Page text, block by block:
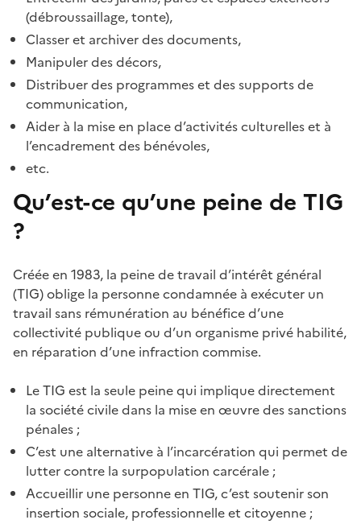
(débroussaillage, tonte),
Classer et archiver des documents,
Manipuler des décors,
Distribuer des programmes et des supports de
communication,
Aider à la mise en place d’activités culturelles et à
l’encadrement des bénévoles,
etc.
Qu’est-ce qu’une peine de TIG
?
Créée en 1983, la peine de travail d’intérêt général
(TIG) oblige la personne condamnée à exécuter un
travail sans rémunération au bénéfice d’une
collectivité publique ou d’un organisme privé habilité,
en réparation d’une infraction commise.
Le TIG est la seule peine qui implique directement
la société civile dans la mise en œuvre des sanctions
pénales ;
C’est une alternative à l’incarcération qui permet de
lutter contre la surpopulation carcérale ;
Accueillir une personne en TIG, c’est soutenir son
insertion sociale, professionnelle et citoyenne ;